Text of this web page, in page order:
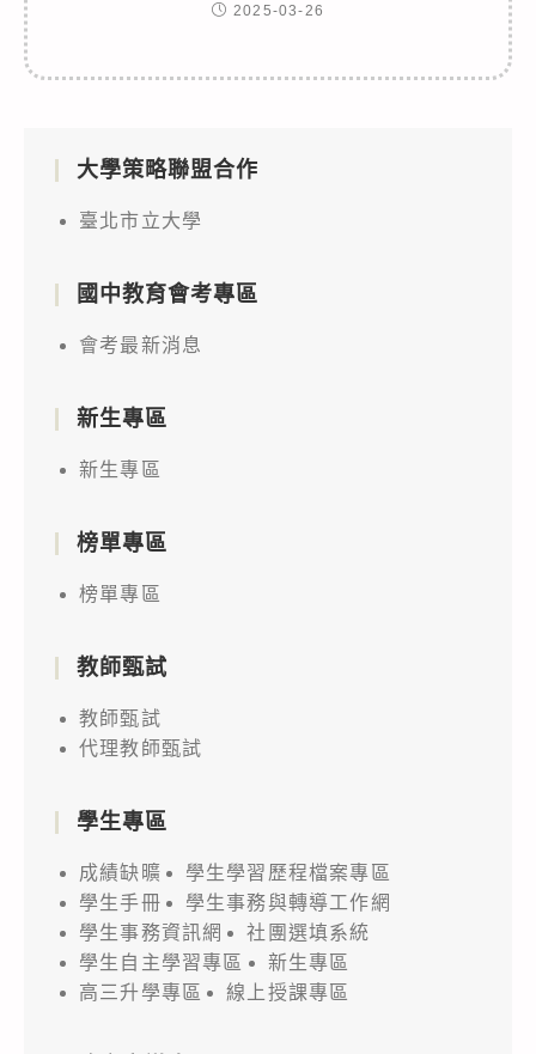
2025-03-26
大學策略聯盟合作
臺北市立大學
國中教育會考專區
會考最新消息
新生專區
新生專區
榜單專區
榜單專區
教師甄試
教師甄試
代理教師甄試
學生專區
成績缺曠
學生學習歷程檔案專區
學生手冊
學生事務與轉導工作網
學生事務資訊網
社團選填系統
學生自主學習專區
新生專區
高三升學專區
線上授課專區